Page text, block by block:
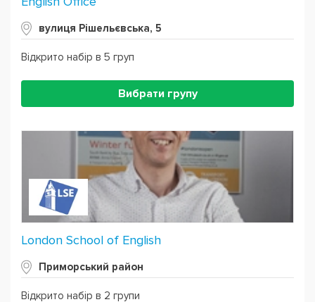
вулиця Рішельєвська, 5
Відкрито набір в 5 груп
Вибрати групу
London School of English
Приморський район
Відкрито набір в 2 групи